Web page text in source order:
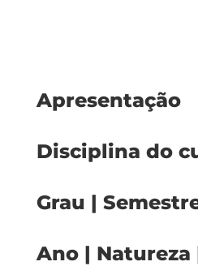
Apresentação
Disciplina do
Grau |
Ano | Natureza